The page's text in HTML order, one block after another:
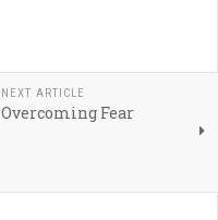
NEXT ARTICLE
Overcoming Fear